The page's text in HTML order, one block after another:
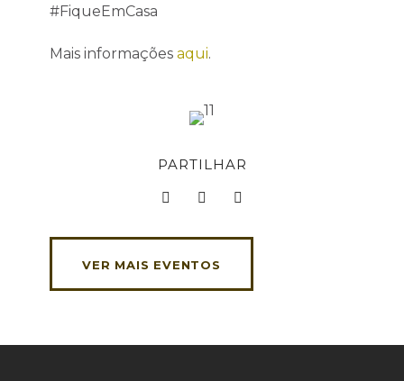
#FiqueEmCasa
Mais informações aqui.
PARTILHAR
VER MAIS EVENTOS